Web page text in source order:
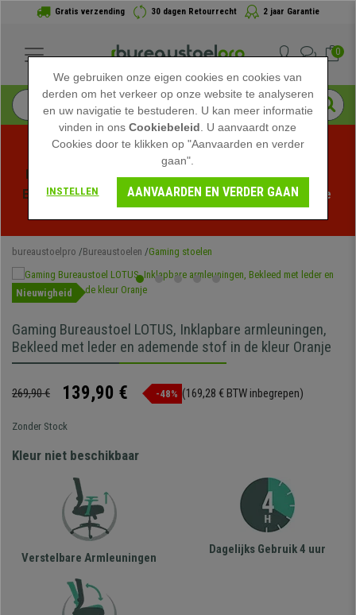
Gratis verzending 30 dagen Retourrecht 2 jaar Garantie
0
Profiteer van de Zomeruitverkoop bij bureaustoelpro!
Exclusieve kortingen voor een beperkte tijd - Bekijk de
bureaustoelpro Bureaustoelen Gaming stoelen
Nieuwigheid
Gaming Bureaustoel LOTUS, Inklapbare armleuningen,
Bekleed met leder en ademende stof in de kleur Oranje
269,90 € 139,90 € -48% (169,28 € BTW inbegrepen)
Zonder Stock
Kleur niet beschikbaar
Verstelbare Armleuningen
Dagelijks Gebruik 4 uur
We gebruiken onze eigen cookies en cookies van
derden om het verkeer op onze website te analyseren
en uw navigatie te bestuderen. U kan meer informatie
vinden in onsCookiebeleid . U aanvaardt onze
Cookies door te klikken op "Aanvaarden en verder
gaan".
INSTELLEN AANVAARDEN EN VERDER GAAN